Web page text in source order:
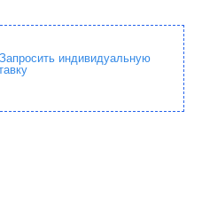
Запросить индивидуальную